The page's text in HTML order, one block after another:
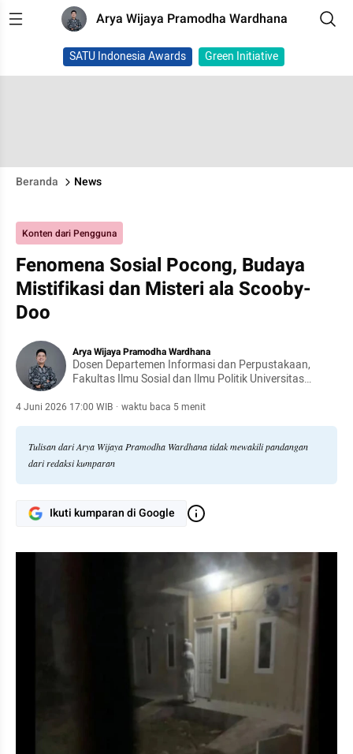
Arya Wijaya Pramodha Wardhana
SATU Indonesia Awards Green Initiative
Beranda News
Konten dari Pengguna
Fenomena Sosial Pocong, Budaya
Mistifikasi dan Misteri ala Scooby-
Doo
Arya Wijaya Pramodha Wardhana
Dosen Departemen Informasi dan Perpustakaan,
Fakultas Ilmu Sosial dan Ilmu Politik Universitas
4 Juni 2026 17:00 WIB · waktu baca 5 menit
Tulisan dari Arya Wijaya Pramodha Wardhana tidak mewakili pandangan
dari redaksi kumparan
Ikuti kumparan di Google